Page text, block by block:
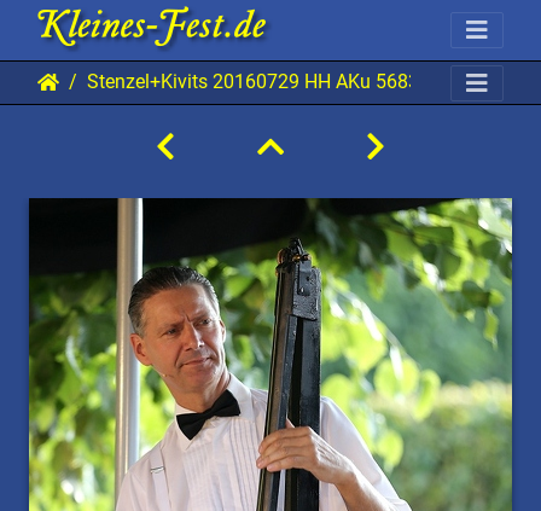
Stenzel+Kivits 20160729 HH AKu 5683 0640x0960